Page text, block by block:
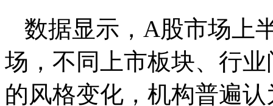
数据显示，A股市场上
场，不同上市板块、行
的风格变化，机构普遍